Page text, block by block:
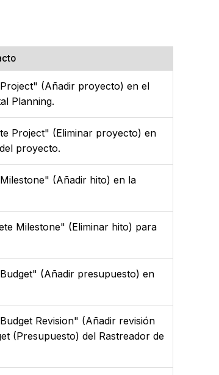
(Añadir proyecto) en el
Planning.
Project" (Eliminar proyecto) en
proyecto.
(Añadir hito) en la
Milestone" (Eliminar hito) para
(Añadir presupuesto) en
Revision" (Añadir revisión
(Presupuesto) del Rastreador de